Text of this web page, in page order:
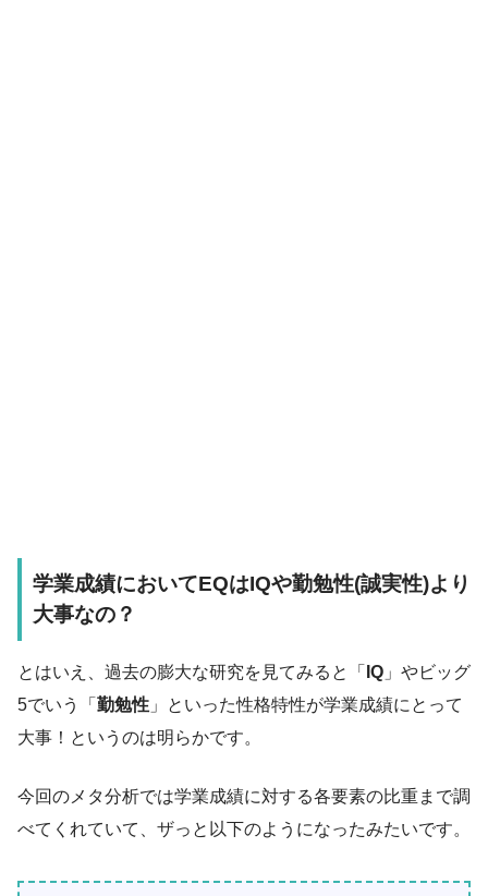
学業成績においてEQはIQや勤勉性(誠実性)より
大事なの？
とはいえ、過去の膨大な研究を見てみると「 IQ 」やビッグ
5でいう「 勤勉性 」といった性格特性が学業成績にとって
大事！というのは明らかです。
今回のメタ分析では学業成績に対する各要素の比重まで調
べてくれていて、ザっと以下のようになったみたいです。